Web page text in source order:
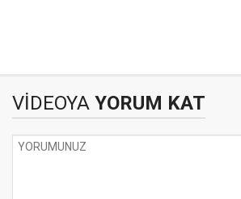
VİDEOYA YORUM KAT